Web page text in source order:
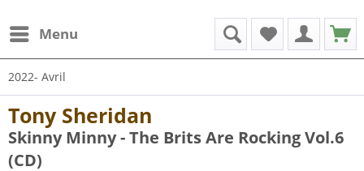
Menu
2022- Avril
Tony Sheridan
Skinny Minny - The Brits Are Rocking Vol.6
(CD)